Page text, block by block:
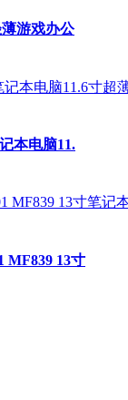
游戏办公
本电脑11.
MF839 13寸